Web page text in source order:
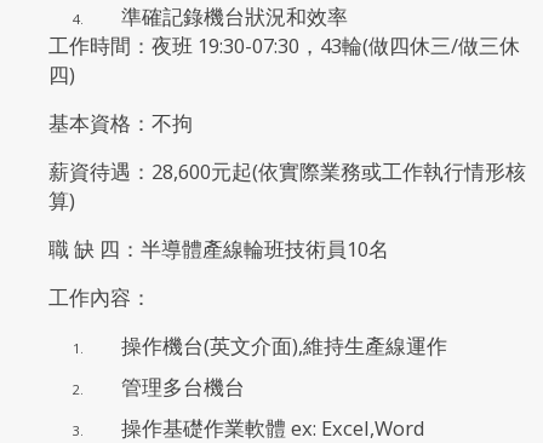
準確記錄機台狀況和效率
工作時間：夜班 19:30-07:30，43輪(做四休三/做三休
四)
基本資格：不拘
薪資待遇：28,600元起(依實際業務或工作執行情形核
算)
職 缺 四：半導體產線輪班技術員10名
工作內容：
操作機台(英文介面),維持生產線運作
管理多台機台
操作基礎作業軟體 ex: Excel,Word